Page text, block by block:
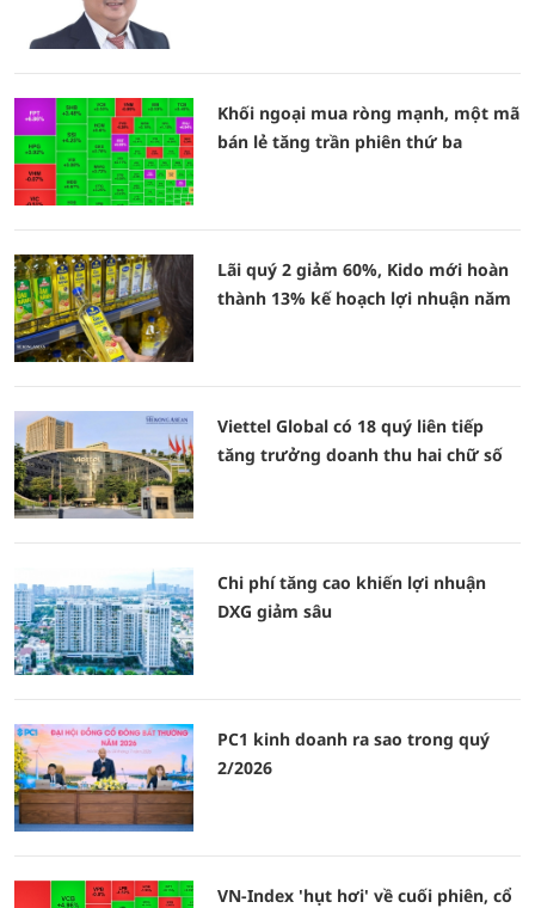
Khối ngoại mua ròng mạnh, một mã
bán lẻ tăng trần phiên thứ ba
Lãi quý 2 giảm 60%, Kido mới hoàn
thành 13% kế hoạch lợi nhuận năm
Viettel Global có 18 quý liên tiếp
tăng trưởng doanh thu hai chữ số
Chi phí tăng cao khiến lợi nhuận
DXG giảm sâu
PC1 kinh doanh ra sao trong quý
2/2026
VN-Index 'hụt hơi' về cuối phiên, cổ